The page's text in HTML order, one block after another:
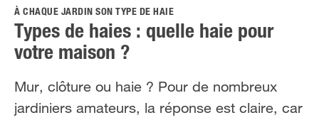
Promotions
À CHAQUE JARDIN SON TYPE DE HAIE
Types de haies : quelle haie pour
votre maison ?
Mur, clôture ou haie ? Pour de nombreux
jardiniers amateurs, la réponse est claire, car